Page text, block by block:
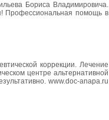
Бориса Владимировича.
Профессиональная помощь в
коррекции. Лечение
центре альтернативной
www.doc-anapa.ru